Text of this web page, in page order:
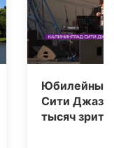
Юбилейный
Сити Джаз»
тысяч